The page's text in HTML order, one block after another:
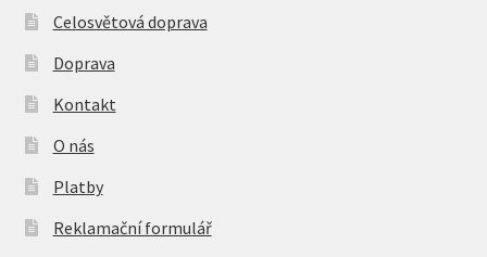
Celosvětová doprava
Doprava
Kontakt
O nás
Platby
Reklamační formulář